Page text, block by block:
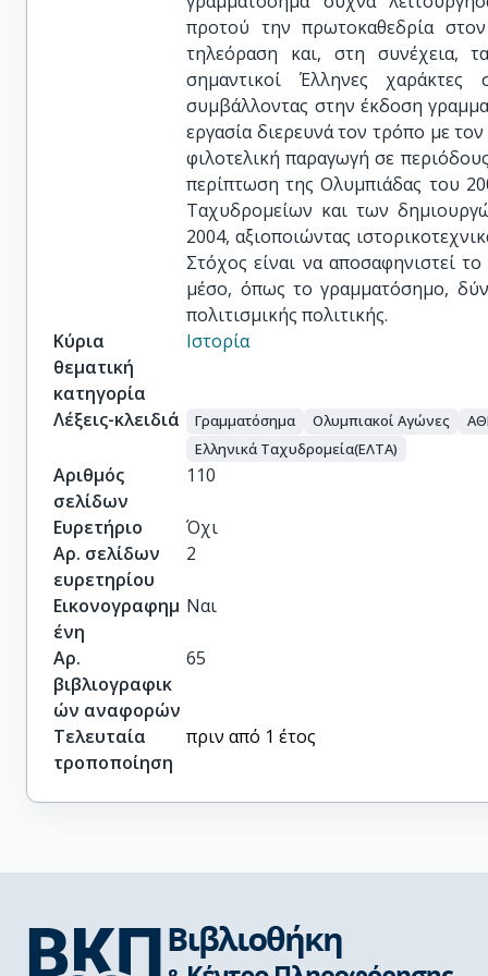
προτού την πρωτοκαθεδρία
τηλεόραση και, στη συνέχεια,
σημαντικοί Έλληνες
συμβάλλοντας στην έκδοση
εργασία διερευνά τον τρόπο με
φιλοτελική παραγωγή σε
περίπτωση της Ολυμπιάδας του
Ταχυδρομείων και των
2004, αξιοποιώντας
Στόχος είναι να αποσαφηνιστεί
μέσο, όπως το γραμματόσημο,
πολιτισμικής πολιτικής.
Κύρια
θεματική
κατηγορία
Ιστορία
Λέξεις-κλειδιά Γραμματόσημα Ολυμπιακοί Αγώνες
Ελληνικά Ταχυδρομεία(ΕΛΤΑ)
Αριθμός
σελίδων
110
Ευρετήριο
Όχι
Αρ. σελίδων
ευρετηρίου
2
Εικονογραφημ
ένη
Ναι
Αρ.
βιβλιογραφικ
ών αναφορών
65
Τελευταία
τροποποίηση
πριν από 1 έτος